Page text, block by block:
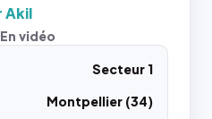
Akil
vidéo
Secteur 1
Montpellier (34)